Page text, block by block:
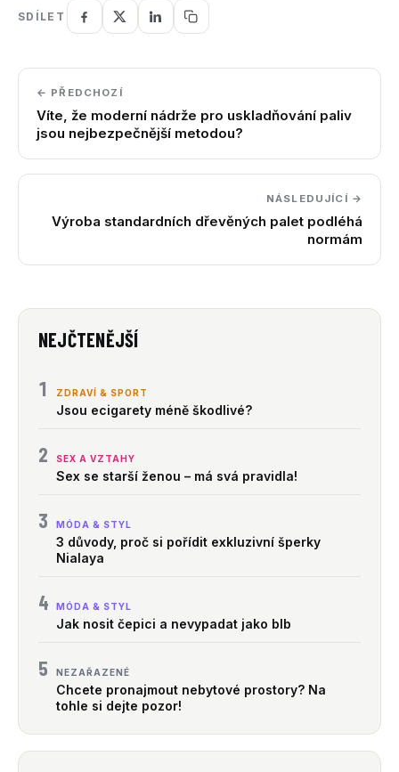
SDÍLET
← PŘEDCHOZÍ
Víte, že moderní nádrže pro uskladňování paliv
jsou nejbezpečnější metodou?
NÁSLEDUJÍCÍ →
Výroba standardních dřevěných palet podléhá
normám
NEJČTENĚJŠÍ
1 ZDRAVÍ & SPORT
Jsou ecigarety méně škodlivé?
2 SEX A VZTAHY
Sex se starší ženou – má svá pravidla!
3 MÓDA & STYL
3 důvody, proč si pořídit exkluzivní šperky
Nialaya
4 MÓDA & STYL
Jak nosit čepici a nevypadat jako blb
5 NEZAŘAZENÉ
Chcete pronajmout nebytové prostory? Na
tohle si dejte pozor!